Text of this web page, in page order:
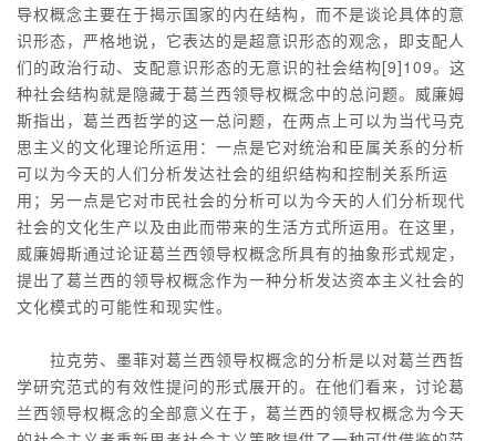
导权概念主要在于揭示国家的内在结构，而不是谈论具体的意
识形态，严格地说，它表达的是超意识形态的观念，即支配人
们的政治行动、支配意识形态的无意识的社会结构[9]109。这
种社会结构就是隐藏于葛兰西领导权概念中的总问题。威廉姆
斯指出，葛兰西哲学的这一总问题，在两点上可以为当代马克
思主义的文化理论所运用：一点是它对统治和臣属关系的分析
可以为今天的人们分析发达社会的组织结构和控制关系所运
用；另一点是它对市民社会的分析可以为今天的人们分析现代
社会的文化生产以及由此而带来的生活方式所运用。在这里，
威廉姆斯通过论证葛兰西领导权概念所具有的抽象形式规定，
提出了葛兰西的领导权概念作为一种分析发达资本主义社会的
文化模式的可能性和现实性。
拉克劳、墨菲对葛兰西领导权概念的分析是以对葛兰西哲
学研究范式的有效性提问的形式展开的。在他们看来，讨论葛
兰西领导权概念的全部意义在于，葛兰西的领导权概念为今天